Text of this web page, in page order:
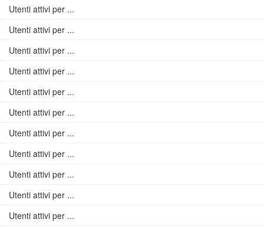
Utenti attivi per ...
Utenti attivi per ...
Utenti attivi per ...
Utenti attivi per ...
Utenti attivi per ...
Utenti attivi per ...
Utenti attivi per ...
Utenti attivi per ...
Utenti attivi per ...
Utenti attivi per ...
Utenti attivi per ...